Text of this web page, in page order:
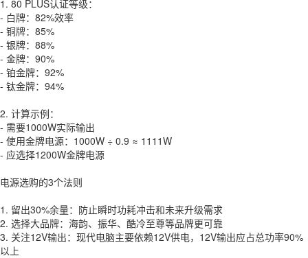
1. 80 PLUS认证等级：
- 白牌：82%效率
- 铜牌：85%
- 银牌：88%
- 金牌：90%
- 铂金牌：92%
- 钛金牌：94%
2. 计算示例：
- 需要1000W实际输出
- 使用金牌电源：1000W ÷ 0.9 ≈ 1111W
- 应选择1200W金牌电源
电源选购的3个法则
1. 留出30%余量：防止瞬时功耗冲击和未来升级需求
2. 选择大品牌：海韵、振华、酷冷至尊等品牌更可靠
3. 关注12V输出：现代电脑主要依赖12V供电，12V输出应占总功率90%
以上